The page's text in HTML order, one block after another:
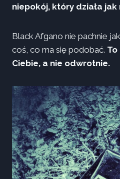
niepokój, który działa jak
Black Afgano nie pachnie
coś, co ma się podobać.
Ciebie, a nie odwrotnie.